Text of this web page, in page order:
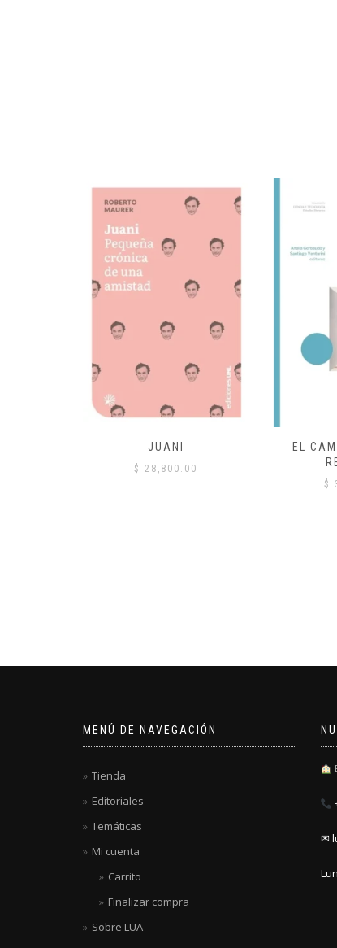
JUANI
$ 28,800.00
EL
$
MENÚ DE NAVEGACIÓN
Tienda
Editoriales
Temáticas
Mi cuenta
Carrito
Finalizar compra
Sobre LUA
✉